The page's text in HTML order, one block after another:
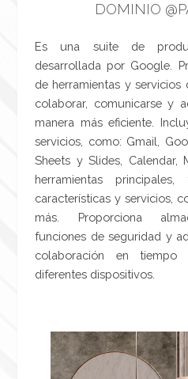
DOMINIO
Es una suite de
desarrollada por Google.
de herramientas y servicios
colaborar, comunicarse y
manera más eficiente.
servicios, como: Gmail,
Sheets y Slides, Calendar,
herramientas
características y servicios,
más. Proporciona
funciones de seguridad y
colaboración en
diferentes dispositivos.